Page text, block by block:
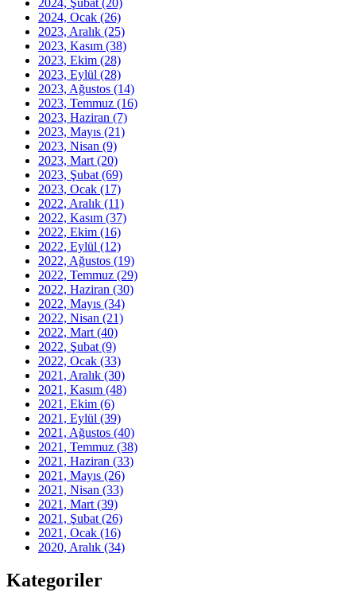
2024, Ocak (26)
2023, Aralık (25)
2023, Kasım (38)
2023, Ekim (28)
2023, Eylül (28)
2023, Ağustos (14)
2023, Temmuz (16)
2023, Haziran (7)
2023, Mayıs (21)
2023, Nisan (9)
2023, Mart (20)
2023, Şubat (69)
2023, Ocak (17)
2022, Aralık (11)
2022, Kasım (37)
2022, Ekim (16)
2022, Eylül (12)
2022, Ağustos (19)
2022, Temmuz (29)
2022, Haziran (30)
2022, Mayıs (34)
2022, Nisan (21)
2022, Mart (40)
2022, Şubat (9)
2022, Ocak (33)
2021, Aralık (30)
2021, Kasım (48)
2021, Ekim (6)
2021, Eylül (39)
2021, Ağustos (40)
2021, Temmuz (38)
2021, Haziran (33)
2021, Mayıs (26)
2021, Nisan (33)
2021, Mart (39)
2021, Şubat (26)
2021, Ocak (16)
2020, Aralık (34)
Kategoriler